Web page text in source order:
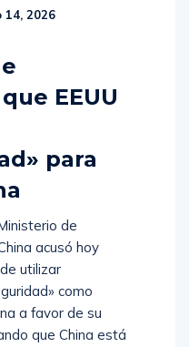
14, 2026
EEUU
para
de
acusó hoy
utilizar
como
a favor de su
que China está